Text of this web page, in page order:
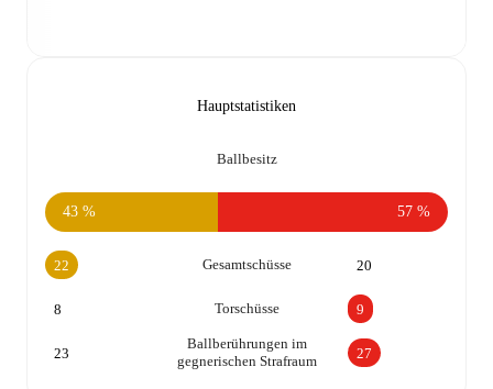
Hauptstatistiken
Ballbesitz
43 % 57 %
Gesamtschüsse
22 20
Torschüsse
8 9
Ballberührungen im
gegnerischen Strafraum
23 27